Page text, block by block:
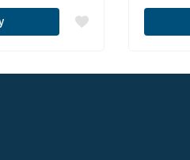
победой